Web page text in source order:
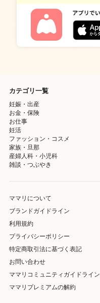
カテゴリ一覧
妊娠・出産
お金・保険
お仕事
妊活
ファッション・コスメ
家族・旦那
産婦人科・小児科
雑談・つぶやき
ママリについて
ブランドガイドライン
利用規約
プライバシーポリシー
特定商取引法に基づく表記
お問い合わせ
ママリコミュニティガイドライン
ママリプレミアムの解約